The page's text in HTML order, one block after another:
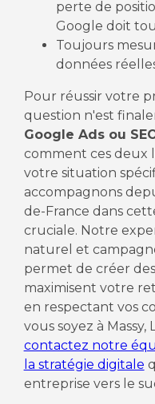
perte de
Google doit
Toujours
données
Pour réussir votre
question n'est
Google Ads ou
comment ces deux
votre situation
accompagnons
de-France dans
cruciale. Notre
naturel et
permet de créer
maximisent votre
en respectant vos
vous soyez à
contactez notre
la stratégie digitale
entreprise vers le